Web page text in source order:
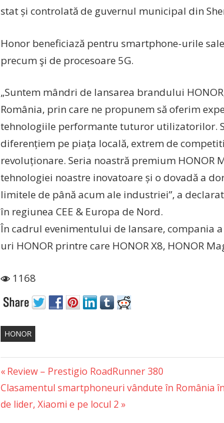
stat și controlată de guvernul municipal din
Honor beneficiază pentru smartphone-urile
precum şi de procesoare 5G.
„Suntem mândri de lansarea brandului
România, prin care ne propunem să oferim
tehnologiile performante tuturor utilizatorilor.
diferențiem pe piața locală, extrem de
revoluționare. Seria noastră premium HONOR
tehnologiei noastre inovatoare și o dovadă a
limitele de până acum ale industriei”, a
în regiunea CEE & Europa de Nord.
În cadrul evenimentului de lansare, compania
uri HONOR printre care HONOR X8, HONOR
1168
HONOR
Post
navigation
Previous
Post:
Review – Prestigio RoadRunner 380
Next
Post:
Clasamentul smartphoneuri vândute în România
de lider, Xiaomi e pe locul 2